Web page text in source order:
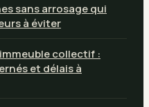
sans arrosage qui
à éviter
collectif :
et délais à